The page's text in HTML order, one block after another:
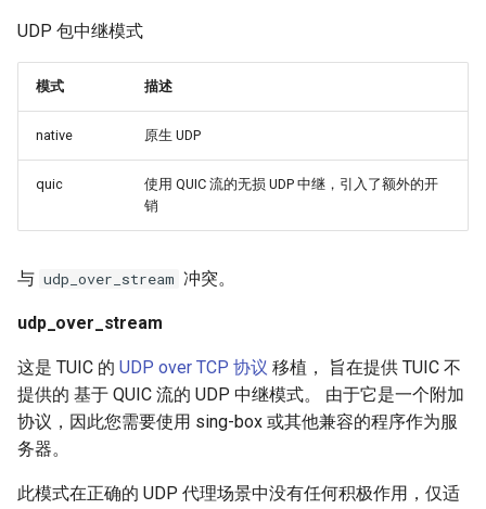
UDP 包中继模式
模式 描述
native 原生 UDP
quic
使用 QUIC 流的无损 UDP 中继，引入了额外的开
销
与 udp_over_stream 冲突。
udp_over_stream
这是 TUIC 的 UDP over TCP 协议 移植， 旨在提供 TUIC 不
提供的 基于 QUIC 流的 UDP 中继模式。 由于它是一个附加
协议，因此您需要使用 sing-box 或其他兼容的程序作为服
务器。
此模式在正确的 UDP 代理场景中没有任何积极作用，仅适